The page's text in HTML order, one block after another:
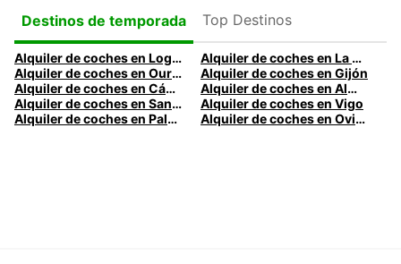
Destinos de temporada
Top Destinos
Alquiler de coches en Logroño
Alquiler de coches en La Coruña
Alquiler de coches en Ourense
Alquiler de coches en Gijón
Alquiler de coches en Cádiz
Alquiler de coches en Almería
Alquiler de coches en Santander
Alquiler de coches en Vigo
Alquiler de coches en Palma
Alquiler de coches en Oviedo